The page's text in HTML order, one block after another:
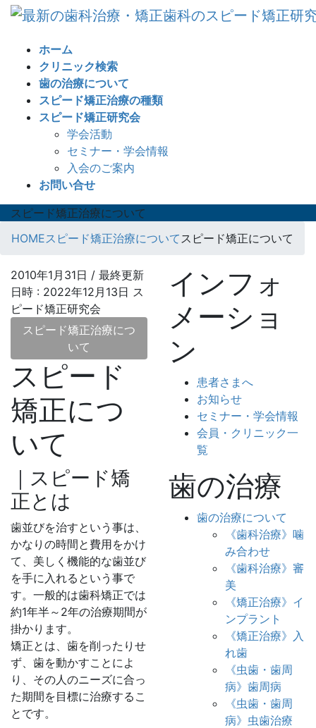
ホーム
クリニック検索
歯の治療について
スピード矯正治療の種類
スピード矯正研究会
学会活動
セミナー・学会情報
入会のご案内
お問い合せ
スピード矯正治療について
HOMEスピード矯正治療について スピード矯正について
2010年1月31日 / 最終更新
日時 : 2022年12月13日 ス
ピード矯正研究会
スピード矯正治療につ
いて
スピード
矯正につ
いて
｜スピード矯
正とは
歯並びを治すという事は、
かなりの時間と費用をかけ
て、美しく機能的な歯並び
を手に入れるという事で
す。一般的は歯科矯正では
約1年半～2年の治療期間が
掛かります。
矯正とは、歯を削ったりせ
ず、歯を動かすことによ
り、その人のニーズに合っ
た期間を目標に治療するこ
とです。
インフォ
メーショ
ン
患者さまへ
お知らせ
セミナー・学会情報
会員・クリニック一
覧
歯の治療
歯の治療について
《歯科治療》噛
み合わせ
《歯科治療》審
美
《矯正治療》イ
ンプラント
《矯正治療》入
れ歯
《虫歯・歯周
病》歯周病
《虫歯・歯周
病》虫歯治療